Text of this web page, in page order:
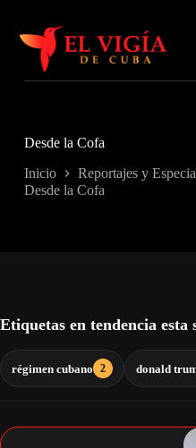
contenido
Desde la Cofa
Inicio
Reportajes y
Desde la Cofa
Etiquetas en tendencia esta
régimen cubano 2 donald